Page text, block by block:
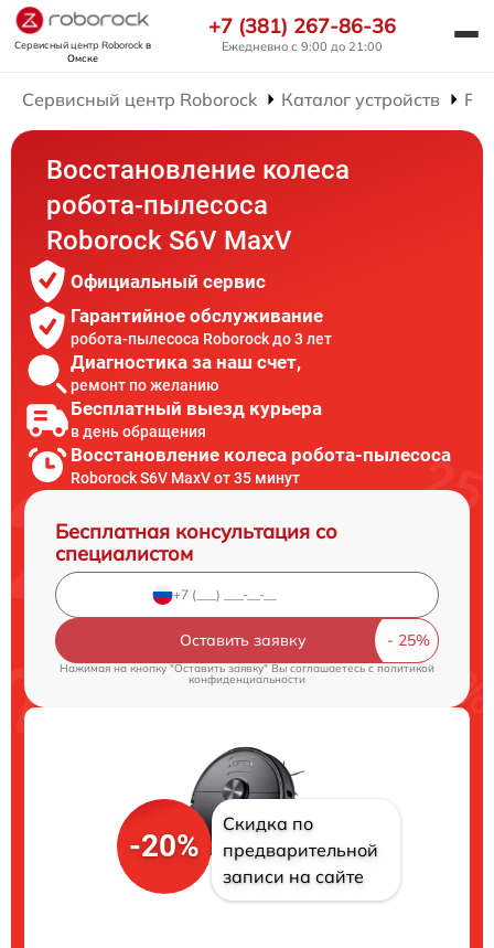
Сервисный центр Roborockв
Омске
+7 (381) 267-86-36
Ежедневно с 9:00 до 21:00
Сервисный центр Roborock Каталог устройств
Восстановление колеса
робота-пылесоса
Roborock S6V MaxV
Официальный сервис
Гарантийное обслуживание
робота-пылесоса Roborock до 3 лет
Диагностика за наш счет,
ремонт по желанию
Бесплатный выезд курьера
в день обращения
Восстановление колеса робота-пылесоса
Roborock S6V MaxV от 35 минут
Бесплатная консультация со
специалистом
Оставить заявку
Нажимая на кнопку "Оставить заявку" Вы соглашаетесь cполитикой
конфиденциальности
-20%
Скидка по
предварительной
записи на сайте